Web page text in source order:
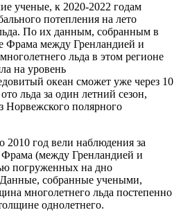
ученые, к 2020-2022 годам
потепления на лето
По их данным, собранным в
Фрама между Гренландией и
льда в этом регионе
на уровень
океан сможет уже через 10
льда за один летний сезон,
Норвежского полярного
2010 год вели наблюдения за
(между Гренландией и
погруженных на дно
собранные учеными,
многолетнего льда постепенно
однолетнего.